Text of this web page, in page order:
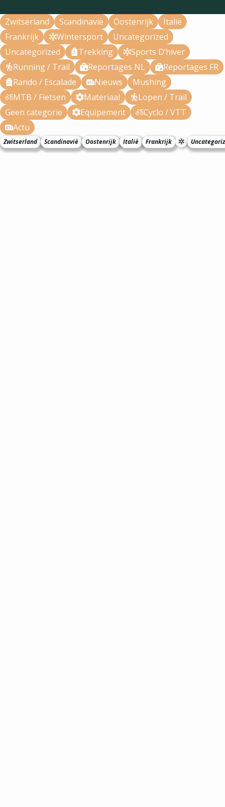
Zwitserland Scandinavië Oostenrijk
Italië
Frankrijk
Wintersport
Uncategorized
Uncategorized
Trekking
Sports D’hiver
Running / Trail
Reportages NL
Reportages FR
Rando / Escalade
Nieuws
Mushing
MTB / Fietsen
Materiaal
Lopen / Trail
Geen categorie
Equipement
Cyclo / VTT
Actu
Zwitserland Scandinavië Oostenrijk Italië Frankrijk